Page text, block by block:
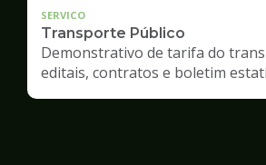
SERVICO
Transporte Público
Demonstrativo de tarifa do
editais, contratos e boletim